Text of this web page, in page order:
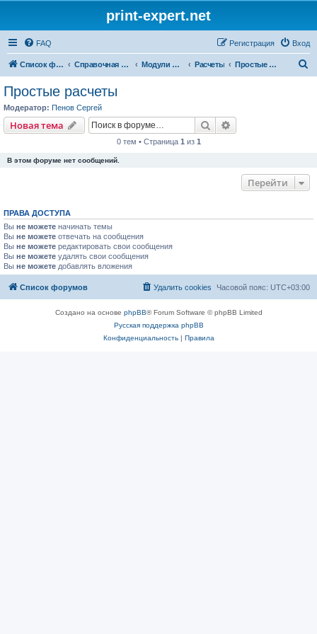
print-expert.net
FAQ Вход
Регистрация
Список форумов Справочная система Модули программы Расчеты Простые расчеты
Простые расчеты
Модератор: Пенов Сергей
Новая тема Поиск
0 тем • Страница 1 из 1
В этом форуме нет сообщений.
Перейти
ПРАВА ДОСТУПА
Вы не можете начинать темы
Вы не можете отвечать на сообщения
Вы не можете редактировать свои сообщения
Вы не можете удалять свои сообщения
Вы не можете добавлять вложения
Список форумов Часовой пояс: UTC+03:00
Удалить cookies
Создано на основе phpBB® Forum Software © phpBB Limited
Русская поддержка phpBB
Конфиденциальность| Правила